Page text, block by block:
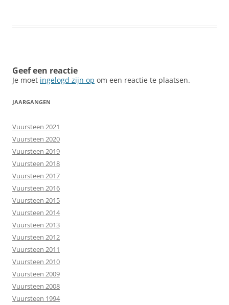
Geef een reactie
Je moet ingelogd zijn op om een reactie te plaatsen.
JAARGANGEN
Vuursteen 2021
Vuursteen 2020
Vuursteen 2019
Vuursteen 2018
Vuursteen 2017
Vuursteen 2016
Vuursteen 2015
Vuursteen 2014
Vuursteen 2013
Vuursteen 2012
Vuursteen 2011
Vuursteen 2010
Vuursteen 2009
Vuursteen 2008
Vuursteen 1994